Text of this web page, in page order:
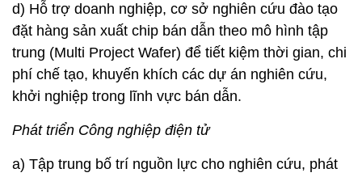
d) Hỗ trợ doanh nghiệp, cơ sở nghiên cứu đào tạo
đặt hàng sản xuất chip bán dẫn theo mô hình tập
trung (Multi Project Wafer) để tiết kiệm thời gian, chi
phí chế tạo, khuyến khích các dự án nghiên cứu,
khởi nghiệp trong lĩnh vực bán dẫn.
Phát triển Công nghiệp điện tử
a) Tập trung bố trí nguồn lực cho nghiên cứu, phát